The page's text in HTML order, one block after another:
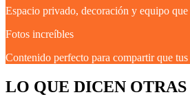
Espacio privado, decoración y equipo
Fotos increíbles
Contenido perfecto para compartir que
LO QUE DICEN